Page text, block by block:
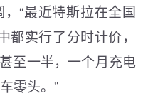
“最近特斯拉在全国
实行了分时计价，
至一半，一个月充电
零头。”